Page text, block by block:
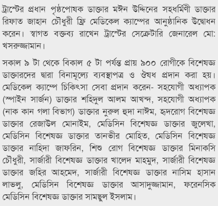
ট্রাস্টের প্রধান পৃষ্ঠপোষক ডাক্তার মঈন উদ্দিনের সহধর্মিণী ডাক্তার
রিফাত জাহান চৌধুরী ফ্রি মেডিকেল ক্যাম্পের আনুষ্ঠানিক উদ্বোধন
করেন। স্বাগত বক্তব্য রাখেন ট্রাস্টের সেক্রেটারি জেনারেল মো:
খসরুজ্জামান।
সকাল ৯ টা থেকে বিকাল ৫ টা পর্যন্ত প্রায় ৯০০ রোগীকে বিশেষজ্ঞ
ডাক্তারদের দ্বারা বিনামূল্যে ব্যবস্থাপত্র ও ঔষধ প্রদান করা হয়।
মেডিকেল ক্যাম্পে চিকিৎসা সেবা প্রদান করেন- সহযোগী অধ্যাপক
(স্পাইন সার্জন) ডাক্তার শহিদুল আলম আখন্দ, সহযোগী অধ্যাপক
(নাক কান গলা বিভাগ) ডাক্তার নুরুল হুদা নাঈম, হৃদরোগ বিশেষজ্ঞ
ডাক্তার রেজাউল মোনাইম, মেডিসিন বিশেষজ্ঞ ডাক্তার জুলেখা,
মেডিসিন বিশেষজ্ঞ ডাক্তার তানভীর মোহিত, মেডিসিন বিশেষজ্ঞ
ডাক্তার নাহিদা জাফরিন, শিশু রোগ বিশেষজ্ঞ ডাক্তার মিনাকসি
চৌধুরী, সার্জারী বিশেষজ্ঞ ডাক্তার খালেদ মাহমুদ, সার্জারী বিশেষজ্ঞ
ডাক্তার জহির আহমেদ, সার্জারী বিশেষজ্ঞ ডাক্তার নাসিম হাসান
লাভলু, মেডিসিন বিশেষজ্ঞ ডাক্তার আসাদুজ্জামান, ফরেনসিক
মেডিসিন বিশেষজ্ঞ ডাক্তার সামছুল ইসলাম।